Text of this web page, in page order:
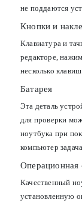
не поддаются
Кнопки и
Клавиатура и
редакторе,
несколько
Батарея
Эта деталь
для проверки
ноутбука при
компьютер
Операционная
Качественный
установленную